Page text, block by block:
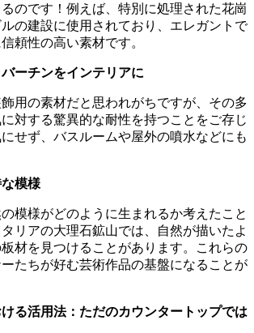
のです！例えば、特別に処理された花崗
の建設に使用されており、エレガントで
頼性の高い素材です。
ーチンをインテリアに
飾用の素材だと思われがちですが、その多
対する驚異的な耐性を持つことをご存じ
せず、バスルームや屋外の噴水などにも
模様
模様がどのように生まれるか考えたこと
リアの大理石鉱山では、自然が描いたよ
材を見つけることがあります。これらの
たちが好む芸術作品の基盤になることが
る活用法：ただのカウンタートップでは